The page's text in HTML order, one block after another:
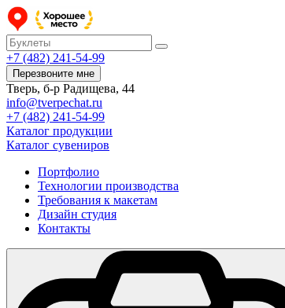
+7 (482) 241-54-99
Перезвоните мне
Тверь, б-р Радищева, 44
info@tverpechat.ru
+7 (482) 241-54-99
Каталог продукции
Каталог сувениров
Портфолио
Технологии производства
Требования к макетам
Дизайн студия
Контакты